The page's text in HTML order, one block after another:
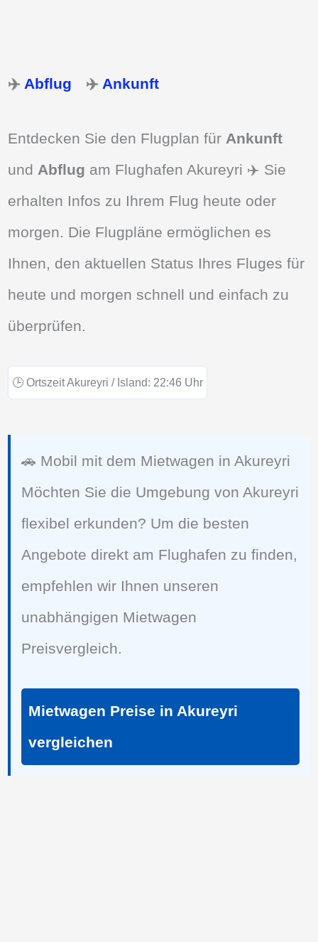
✈️ Abflug ✈️ Ankunft
Entdecken Sie den Flugplan für Ankunft
und Abflug am Flughafen Akureyri ✈️ Sie
erhalten Infos zu Ihrem Flug heute oder
morgen. Die Flugpläne ermöglichen es
Ihnen, den aktuellen Status Ihres Fluges für
heute und morgen schnell und einfach zu
überprüfen.
🕒 Ortszeit Akureyri / Island: 22:46 Uhr
🚗 Mobil mit dem Mietwagen in Akureyri
Möchten Sie die Umgebung von Akureyri
flexibel erkunden? Um die besten
Angebote direkt am Flughafen zu finden,
empfehlen wir Ihnen unseren
unabhängigen Mietwagen
Preisvergleich.
Mietwagen Preise in Akureyri
vergleichen